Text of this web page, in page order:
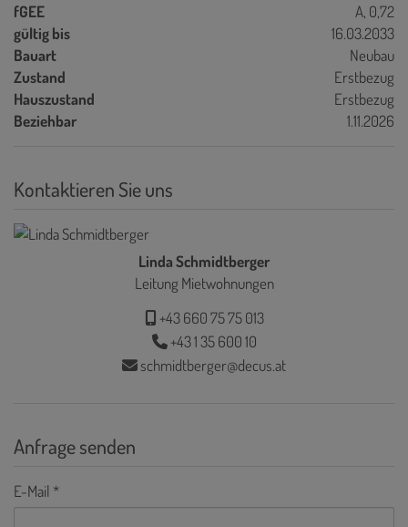
fGEE
A, 0,72
gültig bis
16.03.2033
Bauart
Neubau
Zustand
Erstbezug
Hauszustand
Erstbezug
Beziehbar
1.11.2026
Kontaktieren Sie uns
Linda Schmidtberger
Leitung Mietwohnungen
+43 660 75 75 013
+43 1 35 600 10
schmidtberger@decus.at
Anfrage senden
E-Mail